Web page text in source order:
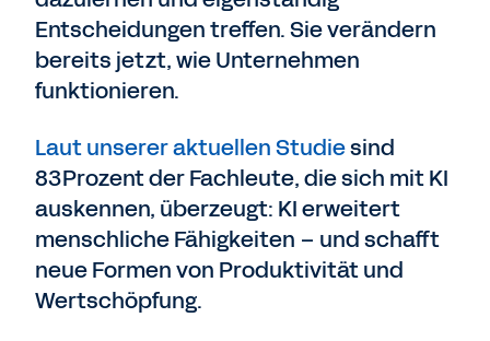
Entscheidungen treffen. Sie verändern
bereits jetzt, wie Unternehmen
funktionieren.
Laut unserer aktuellen Studiesind
83 Prozent der Fachleute, die sich mit KI
auskennen, überzeugt: KI erweitert
menschliche Fähigkeiten – und schafft
neue Formen von Produktivität und
Wertschöpfung.